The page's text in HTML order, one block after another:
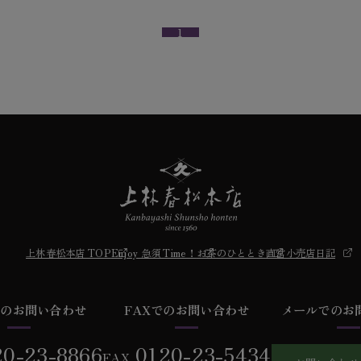
1
上林春松本店 TOPEnjoy 急須 Time！ お茶のひととき直営小売店日記
お問い合わせ
23-8866
FAXでのお問い合わせ
FAX 0120-23-5434
メールでのお